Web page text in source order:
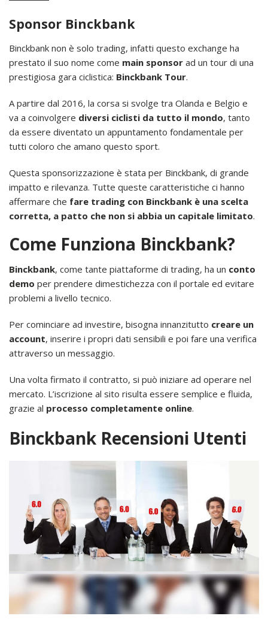
Sponsor Binckbank
Binckbank non è solo trading, infatti questo exchange ha
prestato il suo nome come main sponsor ad un tour di una
prestigiosa gara ciclistica: Binckbank Tour.
A partire dal 2016, la corsa si svolge tra Olanda e Belgio e
va a coinvolgere diversi ciclisti da tutto il mondo, tanto
da essere diventato un appuntamento fondamentale per
tutti coloro che amano questo sport.
Questa sponsorizzazione è stata per Binckbank, di grande
impatto e rilevanza. Tutte queste caratteristiche ci hanno
affermare che fare trading con Binckbank è una scelta
corretta, a patto che non si abbia un capitale limitato.
Come Funziona Binckbank?
Binckbank, come tante piattaforme di trading, ha un conto
demo per prendere dimestichezza con il portale ed evitare
problemi a livello tecnico.
Per cominciare ad investire, bisogna innanzitutto creare un
account, inserire i propri dati sensibili e poi fare una verifica
attraverso un messaggio.
Una volta firmato il contratto, si può iniziare ad operare nel
mercato. L’iscrizione al sito risulta essere semplice e fluida,
grazie al processo completamente online.
Binckbank Recensioni Utenti